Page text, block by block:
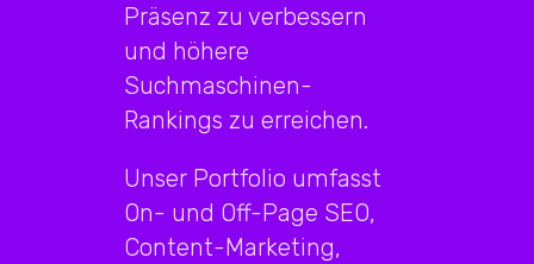
Präsenz zu verbessern
und höhere
Suchmaschinen-
Rankings zu erreichen.
Unser Portfolio umfasst
On- und Off-Page SEO,
Content-Marketing,